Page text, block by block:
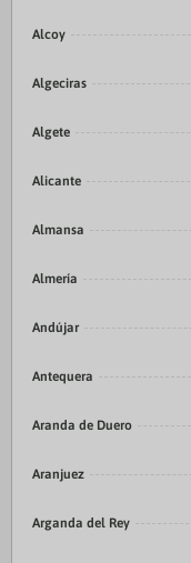
Alcoy
Algeciras
Algete
Alicante
Almansa
Almería
Andújar
Antequera
Aranda de Duero
Aranjuez
Arganda del Rey